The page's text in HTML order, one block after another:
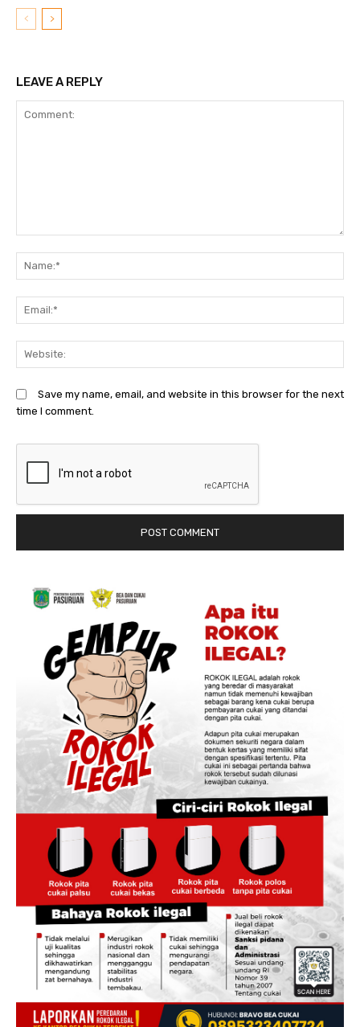
LEAVE A REPLY
Save my name, email, and website in this browser for the next
time I comment.